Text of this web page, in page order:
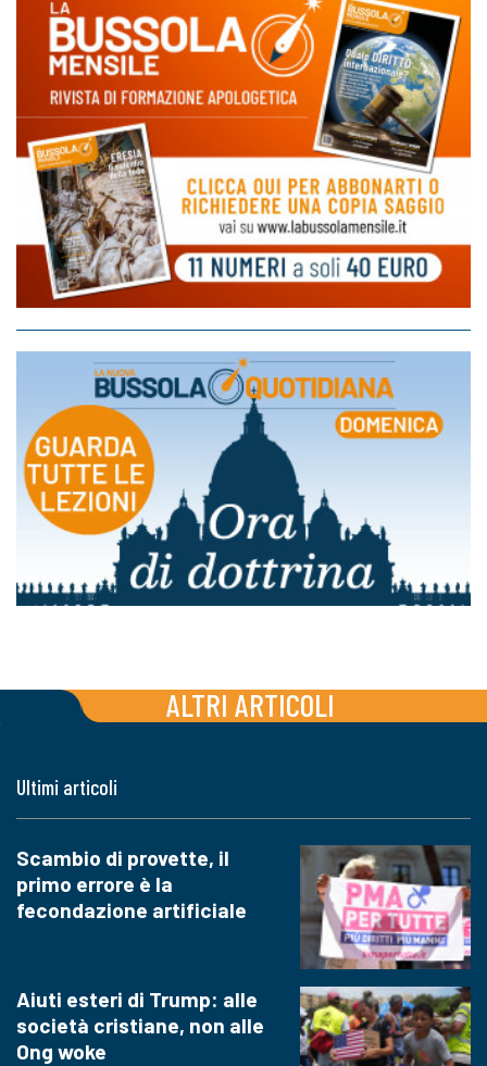
ALTRI ARTICOLI
Ultimi articoli
Scambio di provette, il
primo errore è la
fecondazione artificiale
Aiuti esteri di Trump: alle
società cristiane, non alle
Ong woke